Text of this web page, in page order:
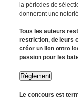
la périodes de
donneront une
Tous les auteurs
restriction, de leurs
créer un lien entre
passion pour les
Règlement
Le concours est